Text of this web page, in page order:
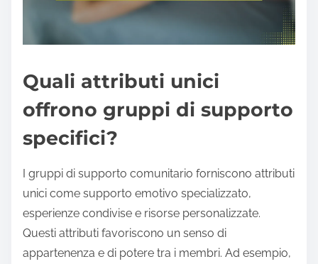
Quali attributi unici
offrono gruppi di supporto
specifici?
I gruppi di supporto comunitario forniscono attributi
unici come supporto emotivo specializzato,
esperienze condivise e risorse personalizzate.
Questi attributi favoriscono un senso di
appartenenza e di potere tra i membri. Ad esempio,